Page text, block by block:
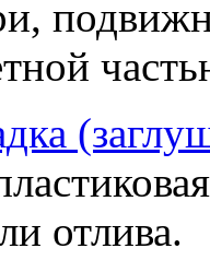
отлива.